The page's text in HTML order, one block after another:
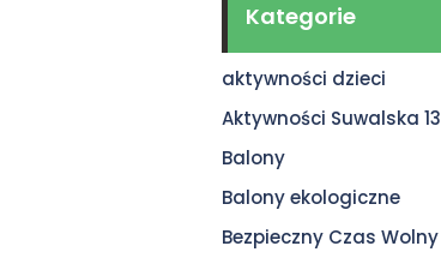
Kategorie
aktywności dzieci
Aktywności Suwalska 13
Balony
Balony ekologiczne
Bezpieczny Czas Wolny